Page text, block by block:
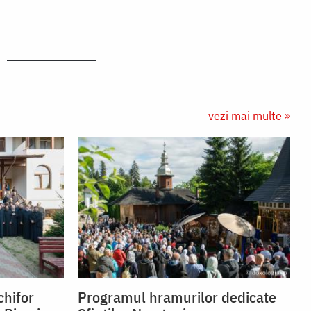
vezi mai multe »
Programul hramurilor dedicate